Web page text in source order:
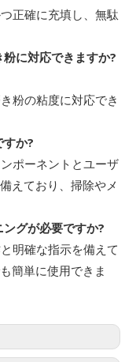
正確に充填し、無駄
に対応できますか?
粉の粘度に対応でき
すか?
ポーネントとユーザ
えており、掃除やメ
グが必要ですか?
明確な指示を備えて
簡単に使用できま